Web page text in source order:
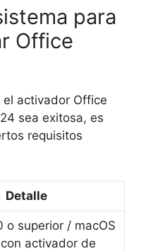
para
Office
el activador Office
sea exitosa, es
requisitos
Detalle
o superior / macOS
activador de